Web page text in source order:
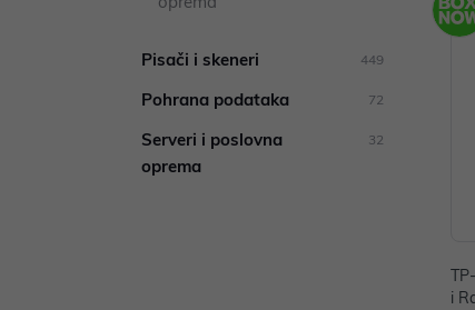
Pisači i skeneri 449
Pohrana podataka 72
Serveri i poslovna
oprema
32
i